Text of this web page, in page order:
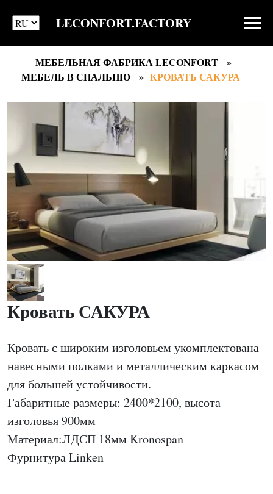
LECONFORT.FACTORY
МЕБЕЛЬНАЯ ФАБРИКА LECONFORT
МЕБЕЛЬ В СПАЛЬНЮ
КРОВАТЬ САКУРА
Кровать САКУРА
Кровать с широким изголовьем укомплектована
навесными полками и металлическим каркасом
для большей устойчивости.
Габаритные размеры: 2400*2100, высота
изголовья 900мм
Материал:ЛДСП 18мм Kronospan
Фурнитура Linken